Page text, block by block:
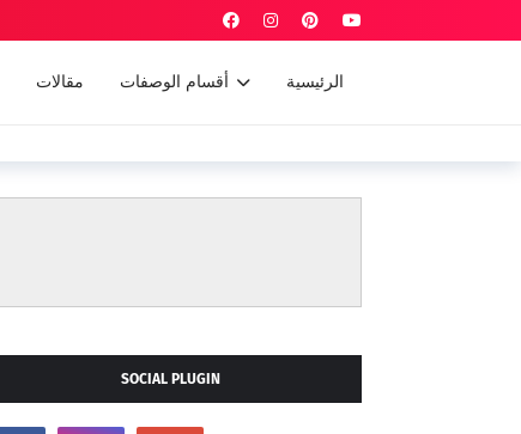
الرئيسية أقسام الوصفات مقالات
SOCIAL PLUGIN